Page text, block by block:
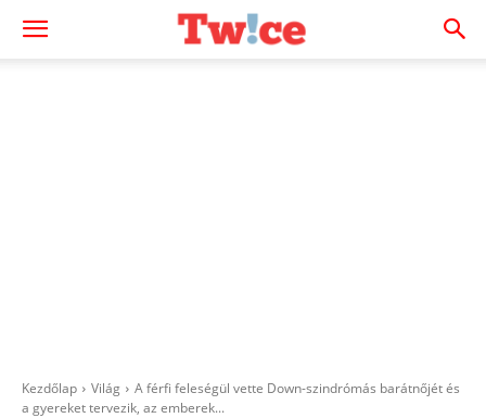
Kezdőlap Világ
A férfi feleségül vette Down-szindrómás barátnőjét és
a gyereket tervezik, az emberek...